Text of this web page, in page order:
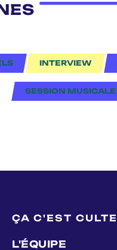
INTERVIEW
SESSION MUSICALE
ÇA C'EST CULTE
L'ÉQUIPE